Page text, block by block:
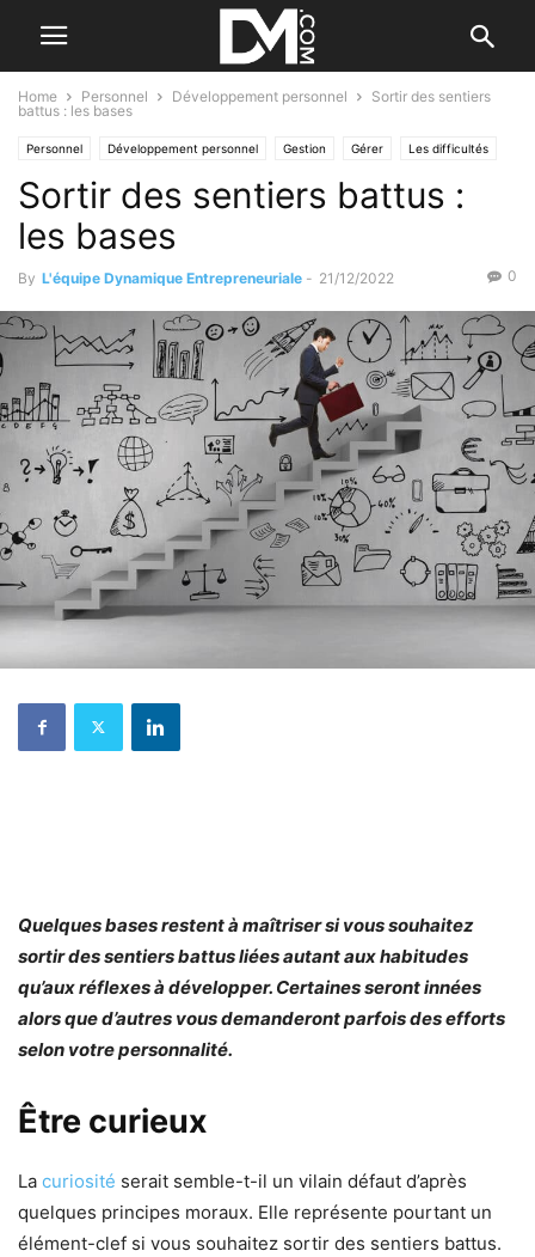
Home Personnel Développement personnel
Sortir des sentiers
battus : les bases
Personnel Développement personnel Gestion Gérer Les difficultés
Sortir des sentiers battus :
les bases
By L'équipe Dynamique Entrepreneuriale - 21/12/2022 0
Quelques bases restent à maîtriser si vous souhaitez
sortir des sentiers battus liées autant aux habitudes
qu’aux réflexes à développer. Certaines seront innées
alors que d’autres vous demanderont parfois des efforts
selon votre personnalité.
Être curieux
La curiosité serait semble-t-il un vilain défaut d’après
quelques principes moraux. Elle représente pourtant un
élément-clef si vous souhaitez sortir des sentiers battus.